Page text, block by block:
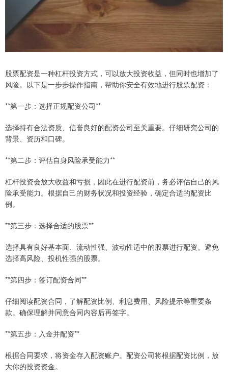
股票配资是一种杠杆投资方式，可以放大投资收益，但同时也增加了
风险。以下是一步步操作指南，帮助你安全有效地进行股票配资：
**第一步：选择正规配资公司**
选择持有合法资质、信誉良好的配资公司至关重要。仔细研究公司的
背景、资历和口碑。
**第二步：评估自身风险承受能力**
杠杆投资会放大收益和亏损，因此在进行配资前，务必评估自己的风
险承受能力。根据自己的财务状况和投资经验，确定合适的配资比
例。
**第三步：选择合适的股票**
选择具有良好基本面、流动性强、波动性适中的股票进行配资。避免
选择高风险、投机性强的股票。
**第四步：签订配资合同**
仔细阅读配资合同，了解配资比例、利息费用、风险提示等重要条
款。确保理解并同意合同内容后再签字。
**第五步：入金并配资**
根据合同要求，将资金存入配资账户。配资公司将根据配资比例，放
大你的投资资金。